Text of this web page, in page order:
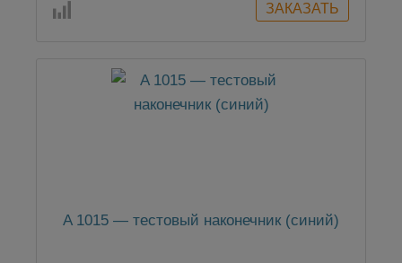
A 1015 — тестовый наконечник (синий)